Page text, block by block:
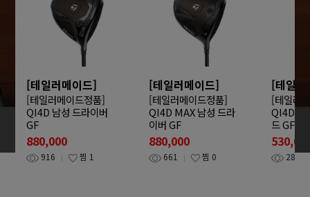
[테일러메이드]
[테일러메이드정품]
QI4D 남성 드라이버
GF
880,000
916 찜 1
[테일러메이드]
[테일러메이드정품]
QI4D MAX 남성 드라
이버 GF
880,000
661 찜 0
[테일
[테일러
QI4D
드 GF
288